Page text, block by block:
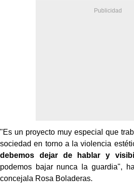
"Es un proyecto muy especial que
sociedad en torno a la violencia
debemos dejar de hablar y
podemos bajar nunca la guardia",
concejala Rosa Boladeras.